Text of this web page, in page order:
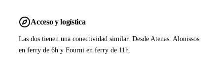
Acceso y logística
Las dos tienen una conectividad similar. Desde Atenas: Alonissos
en ferry de 6h y Fourni en ferry de 11h.